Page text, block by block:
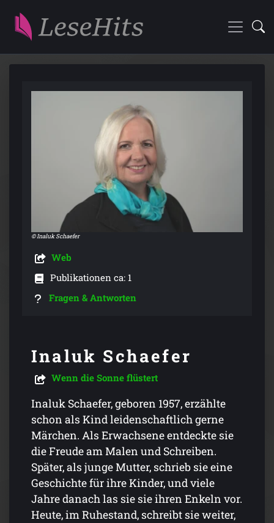
© Inaluk Schaefer
Web
Publikationen ca: 1
Fragen & Antworten
Inaluk Schaefer
Wenn die Sonne flüstert
Inaluk Schaefer, geboren 1957, erzählte
schon als Kind leidenschaftlich gerne
Märchen. Als Erwachsene entdeckte sie
die Freude am Malen und Schreiben.
Später, als junge Mutter, schrieb sie eine
Geschichte für ihre Kinder, und viele
Jahre danach las sie sie ihren Enkeln vor.
Heute, im Ruhestand, schreibt sie weiter,